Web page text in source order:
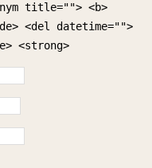
title=""> <b>
<del datetime="">
<strong>